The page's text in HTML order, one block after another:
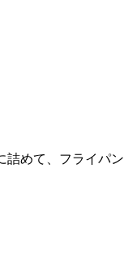
詰めて、フライパン